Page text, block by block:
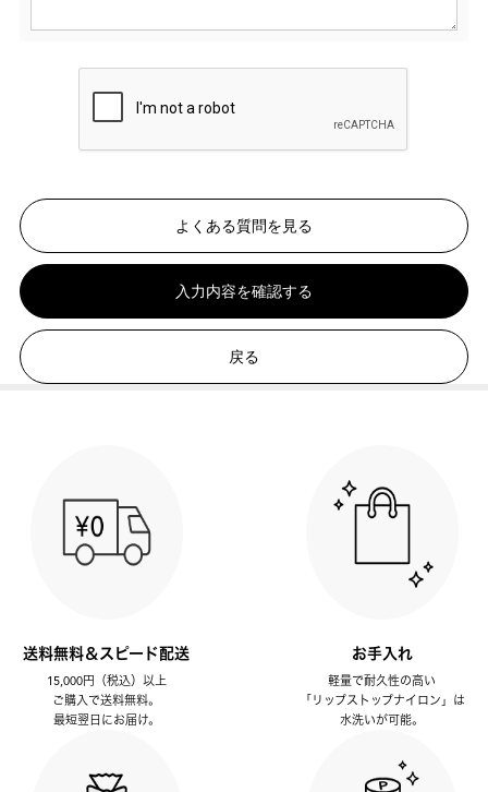
よくある質問を見る
入力内容を確認する
戻る
送料無料＆スピード配送
15,000円（税込）以上
ご購入で送料無料。
最短翌日にお届け。
お手入れ
軽量で耐久性の高い
「リップストップナイロン」は
水洗いが可能。